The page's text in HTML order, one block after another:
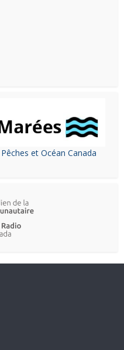
Pêches et Océan Canada